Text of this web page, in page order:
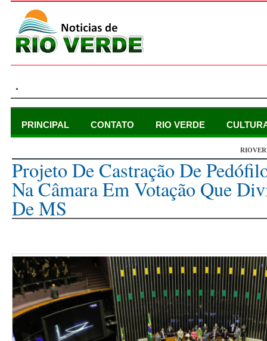
.
PRINCIPAL CONTATO RIO VERDE
Projeto De Castração De
Na Câmara Em Votação Que
De MS